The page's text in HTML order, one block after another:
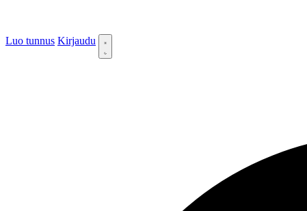
Luo tunnus Kirjaudu